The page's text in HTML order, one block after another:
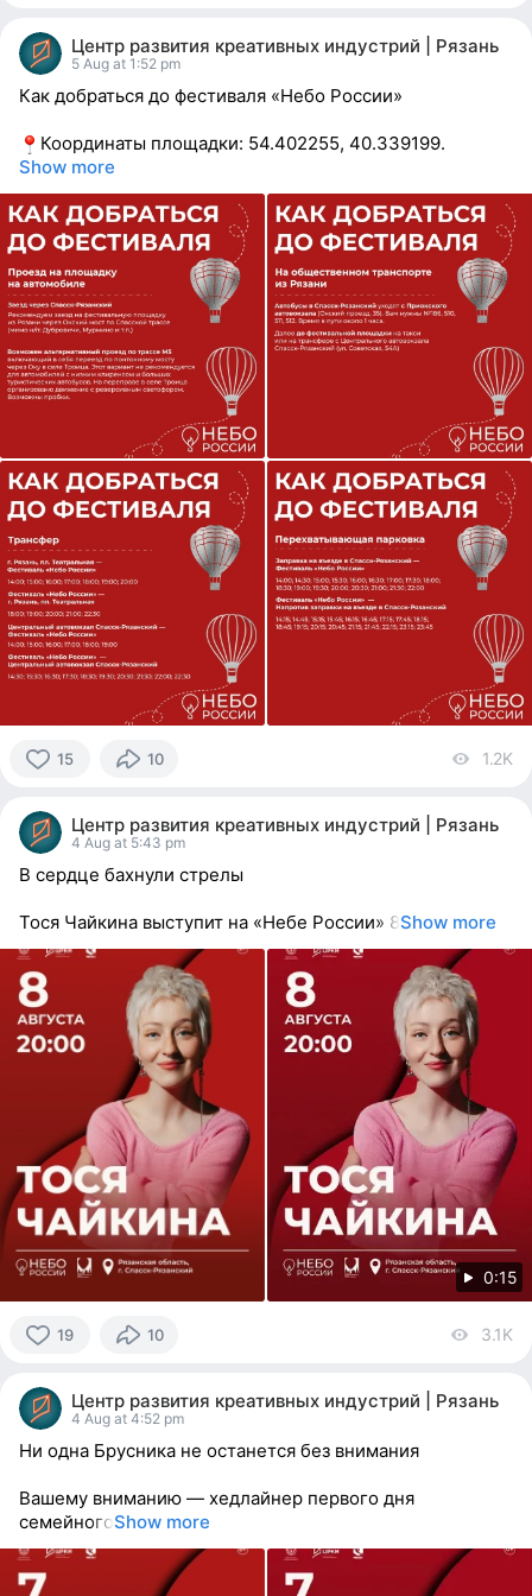
people
reacted Центр развития креативных индустрий | Рязань
5 Aug at 1:52 pm
Как добраться до фестиваля «Небо России»
Координаты площадки: 54.402255, 40.339199.
Show more
15
people
reacted
10 1.2K
Центр развития креативных индустрий | Рязань
4 Aug at 5:43 pm
В сердце бахнули стрелы
Тося Чайкина выступит на «Небе России» 8Show more
0:15
19
people
reacted
10 3.1K
Центр развития креативных индустрий | Рязань
4 Aug at 4:52 pm
Ни одна Брусника не останется без внимания
Вашему вниманию — хедлайнер первого дня
семейногоShow more